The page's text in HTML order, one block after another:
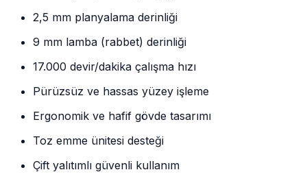
2,5 mm planyalama derinliği
9 mm lamba (rabbet) derinliği
17.000 devir/dakika çalışma hızı
Pürüzsüz ve hassas yüzey işleme
Ergonomik ve hafif gövde tasarımı
Toz emme ünitesi desteği
Çift yalıtımlı güvenli kullanım